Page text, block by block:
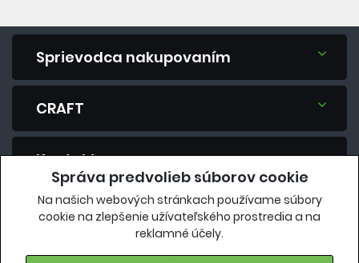
Správa predvolieb súborov cookie
Na našich webových stránkach používame súbory
cookie na zlepšenie užívateľského prostredia a na
reklamné účely.
Sprievodca nakupovaním
CRAFT
Kontakt
Máte otázku? Spýtajte sa nás.
eshop@vavrys.sk